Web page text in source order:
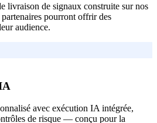
livraison de signaux construite sur nos
pourront offrir des
audience.
avec exécution IA intégrée,
de risque — conçu pour la